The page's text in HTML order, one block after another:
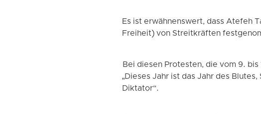
Es ist erwähnenswert, dass Atefeh
Freiheit) von Streitkräften
Bei diesen Protesten, die vom 9.
„Dieses Jahr ist das Jahr des
Diktator“.